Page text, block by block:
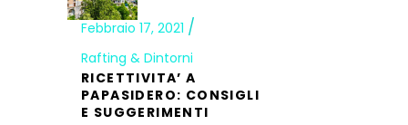
Febbraio 17, 2021
Rafting & Dintorni
RICETTIVITA’ A
PAPASIDERO: CONSIGLI
E SUGGERIMENTI